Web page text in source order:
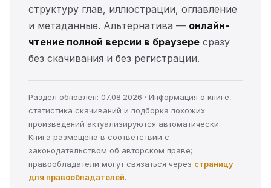
структуру глав, иллюстрации, оглавление
и метаданные. Альтернатива — онлайн-
чтение полной версии в браузере сразу
без скачивания и без регистрации.
Раздел обновлён: 07.08.2026 · Информация о книге,
статистика скачиваний и подборка похожих
произведений актуализируются автоматически.
Книга размещена в соответствии с
законодательством об авторском праве;
правообладатели могут связаться через страницу
для правообладателей.